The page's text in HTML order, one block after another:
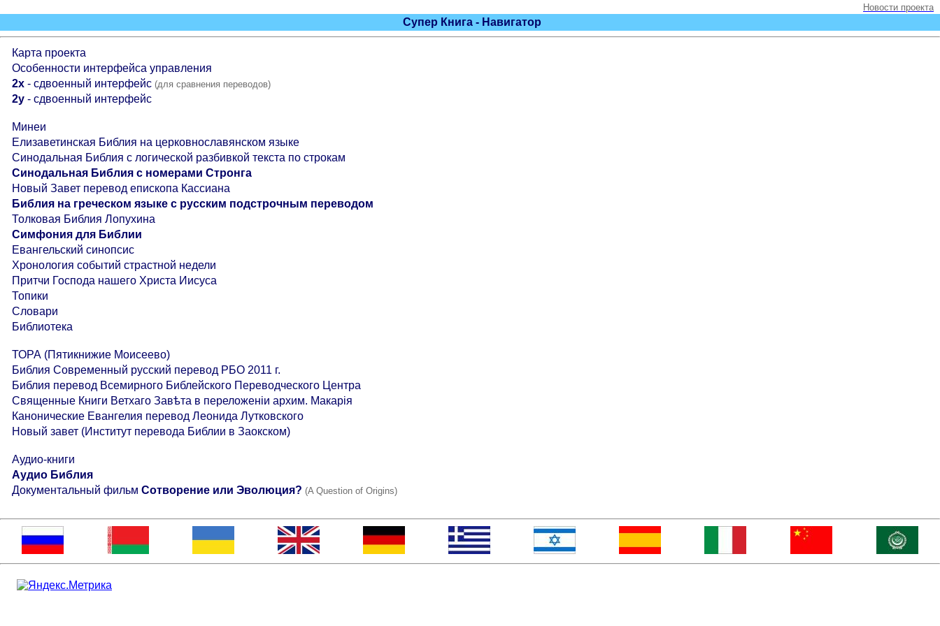
Новости проекта
Супер Книга - Навигатор
Карта проекта
Особенности интерфейса управления
2x - сдвоенный интерфейс (для сравнения переводов)
2y - сдвоенный интерфейс
Минеи
Елизаветинская Библия на церковнославянском языке
Синодальная Библия с логической разбивкой текста по строкам
Синодальная Библия с номерами Стронга
Новый Завет перевод епископа Кассиана
Библия на греческом языке с русским подстрочным переводом
Толковая Библия Лопухина
Симфония для Библии
Евангельский синопсис
Хронология событий страстной недели
Притчи Господа нашего Христа Иисуса
Топики
Словари
Библиотека
ТОРА (Пятикнижие Моисеево)
Библия Современный русский перевод РБО 2011 г.
Библия перевод Всемирного Библейского Переводческого Центра
Священные Книги Ветхаго Завѣта в переложеніи архим. Макарія
Канонические Евангелия перевод Леонида Лутковского
Hовый завет (Институт перевода Библии в Заокском)
Аудио-книги
Аудио Библия
Документальный фильм Сотворение или Эволюция? (A Question of Origins)